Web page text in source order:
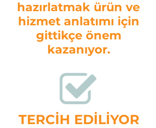
hazırlatmak ürün ve
hizmet anlatımı için
gittikçe önem
kazanıyor.
TERCİH EDİLİYOR